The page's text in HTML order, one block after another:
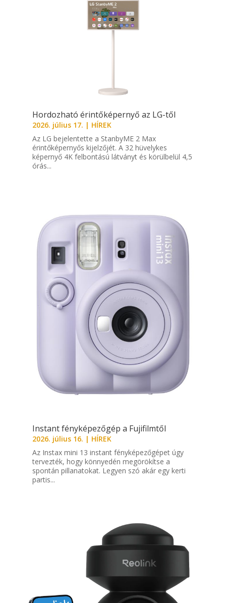
Hordozható érintőképernyő az LG-től
2026. július 17. | HÍREK
Az LG bejelentette a StanbyME 2 Max
érintőképernyős kijelzőjét. A 32 hüvelykes
képernyő 4K felbontású látványt és körülbelül 4,5
órás...
Instant fényképezőgép a Fujifilmtől
2026. július 16. | HÍREK
Az Instax mini 13 instant fényképezőgépet úgy
tervezték, hogy könnyedén megörökítse a
spontán pillanatokat. Legyen szó akár egy kerti
partis...